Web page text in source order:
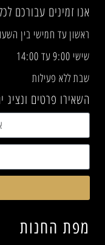
מפת החנות
אנו זמינים עבורכם
ראשון עד חמישי בין השעות 09:00-
שישי 9:00 עד 14:00
שבת ללא פעילות
השאירו פרטים